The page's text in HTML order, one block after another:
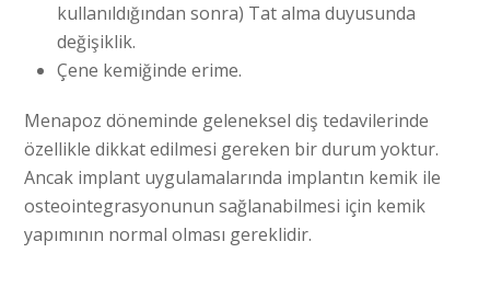
kullanıldığından sonra) Tat alma duyusunda
değişiklik.
Çene kemiğinde erime.
Menapoz döneminde geleneksel diş tedavilerinde
özellikle dikkat edilmesi gereken bir durum yoktur.
Ancak implant uygulamalarında implantın kemik ile
osteointegrasyonunun sağlanabilmesi için kemik
yapımının normal olması gereklidir.